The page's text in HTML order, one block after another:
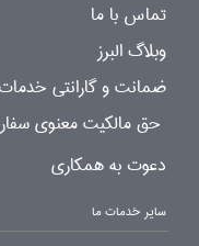
تماس با ما
وبلاگ البرز
ضمانت و گارانتی خدمات
حق مالکیت معنوی
دعوت به همکاری
سایر خدمات ما